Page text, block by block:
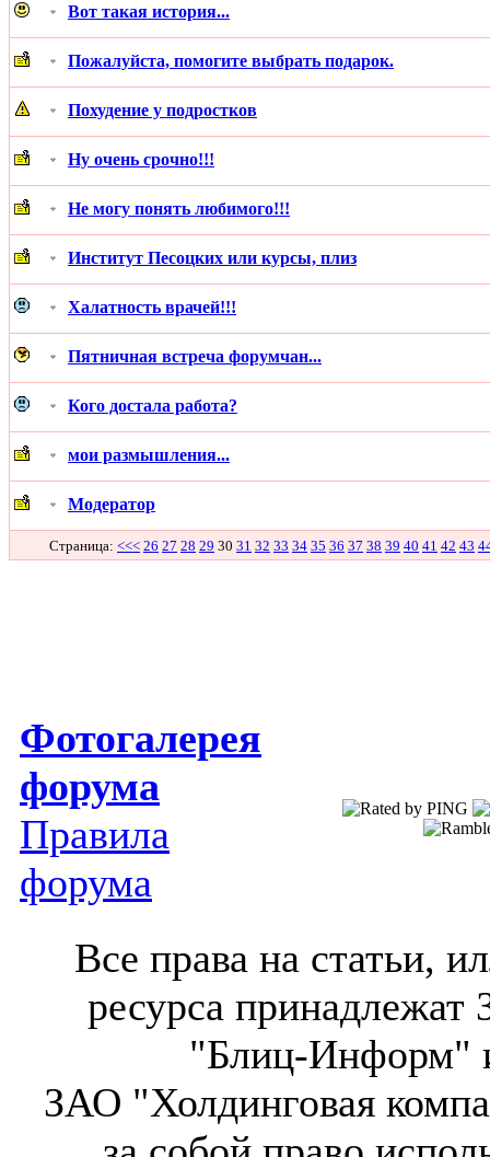
Вот такая история...
Пожалуйста, помогите выбрать подарок.
Похудение у подростков
Ну очень срочно!!!
Не могу понять любимого!!!
Институт Песоцких или курсы, плиз
Халатность врачей!!!
Пятничная встреча форумчан...
Кого достала работа?
мои размышления...
Модератор
Страница: <<< 26 27 28 29 30 31 32 33 34 35 36 37 38 39 40 41 42 43
Фотогалерея
форума
Правила
форума
Все права на статьи,
ресурса
"Блиц-Информ"
ЗАО "Холдинговая